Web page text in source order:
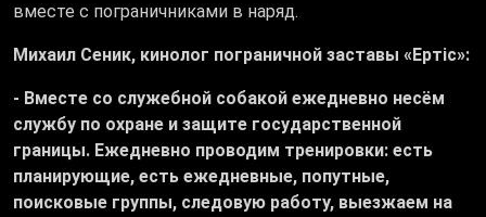
вместе с пограничниками в наряд.
Михаил Сеник, кинолог пограничной заставы «Ертіс»:
- Вместе со служебной собакой ежедневно несём
службу по охране и защите государственной
границы. Ежедневно проводим тренировки: есть
планирующие, есть ежедневные, попутные,
поисковые группы, следовую работу, выезжаем на